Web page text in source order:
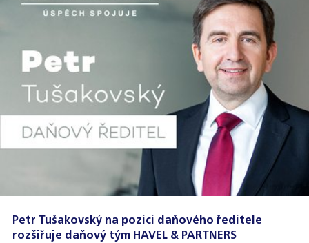
Petr Tušakovský na pozici daňového ředitele
rozšiřuje daňový tým HAVEL & PARTNERS